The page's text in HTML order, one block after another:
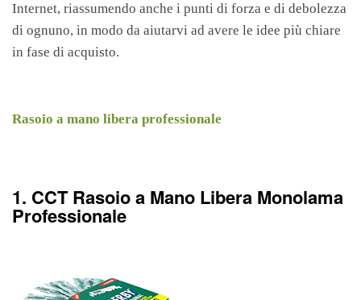
Internet, riassumendo anche i punti di forza e di debolezza
di ognuno, in modo da aiutarvi ad avere le idee più chiare
in fase di acquisto.
Rasoio a mano libera professionale
1. CCT Rasoio a Mano Libera Monolama
Professionale